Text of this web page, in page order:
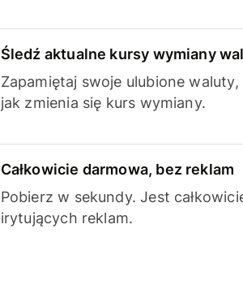
Śledź aktualne kursy wymiany
Zapamiętaj swoje ulubione
jak zmienia się kurs wymiany.
Całkowicie darmowa, bez reklam
Pobierz w sekundy. Jest
irytujących reklam.